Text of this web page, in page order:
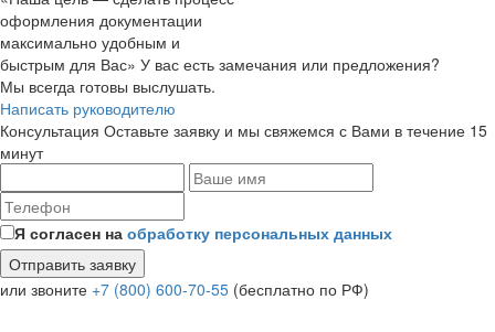
оформления документации
максимально удобным и
быстрым для Вас» У вас есть замечания или предложения?
Мы всегда готовы выслушать.
Написать руководителю
Консультация Оставьте заявку и мы свяжемся с Вами в течение 15
минут
Я согласен на обработку персональных данных
или звоните +7 (800) 600-70-55 (бесплатно по РФ)